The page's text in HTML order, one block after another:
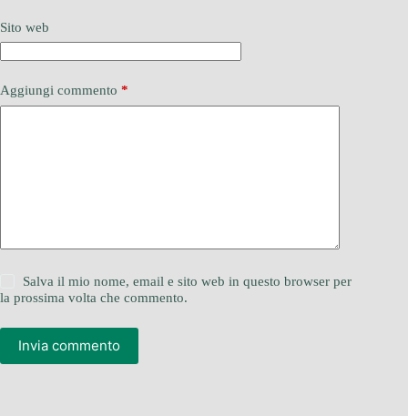
Sito web
Aggiungi commento *
Salva il mio nome, email e sito web in questo browser per
la prossima volta che commento.
Invia commento